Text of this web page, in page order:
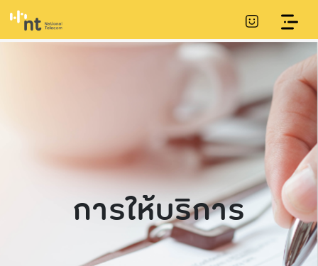
ความเป็นมา/ไทม์ไลน์
การเปิดเผยข้อมูล
การแถลงทิศทาง
นโยบายขององค์กร
โดยผู้บริหารสูงสุด
การกำกับดูแลที่ดี
และการพัฒนา
ความยั่งยืน
นโยบายต่อต้าน
ทุจริตและคอร์รัปชัน
โครงสร้างและ
ข้อมูลผู้บริหาร
การประชาสัมพันธ์
ข่าวประชาสัมพันธ์
แผนการดำเนินงาน
และงบประมาณ
แผนยุทธศาสตร์หรือ
แผนพัฒนาหน่วย
งาน
รายงานการพัฒนา
โครงการ csr ของ
เรา
คณะกรรมการ csr
การให้บริการ